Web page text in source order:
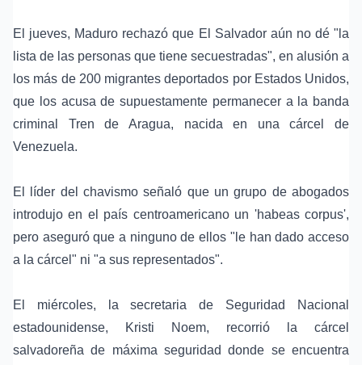
El jueves, Maduro rechazó que El Salvador aún no dé "la
lista de las personas que tiene secuestradas", en alusión a
los más de 200 migrantes deportados por Estados Unidos,
que los acusa de supuestamente permanecer a la banda
criminal Tren de Aragua, nacida en una cárcel de
Venezuela.
El líder del chavismo señaló que un grupo de abogados
introdujo en el país centroamericano un 'habeas corpus',
pero aseguró que a ninguno de ellos "le han dado acceso
a la cárcel" ni "a sus representados".
El miércoles, la secretaria de Seguridad Nacional
estadounidense, Kristi Noem, recorrió la cárcel
salvadoreña de máxima seguridad donde se encuentra